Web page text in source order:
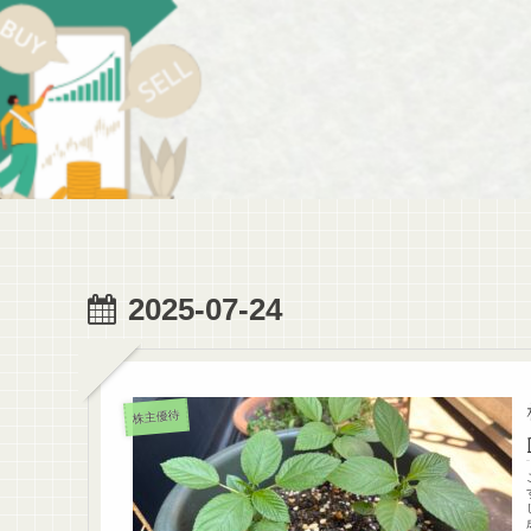
2025-07-24
株主優待